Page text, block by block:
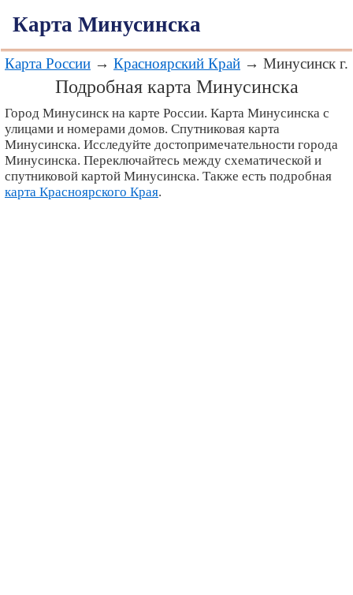
Карта Минусинска
Карта России → Красноярский Край → Минусинск г.
Подробная карта Минусинска
Город Минусинск на карте России. Карта Минусинска с
улицами и номерами домов. Спутниковая карта
Минусинска. Исследуйте достопримечательности города
Минусинска. Переключайтесь между схематической и
спутниковой картой Минусинска. Также есть подробная
карта Красноярского Края.